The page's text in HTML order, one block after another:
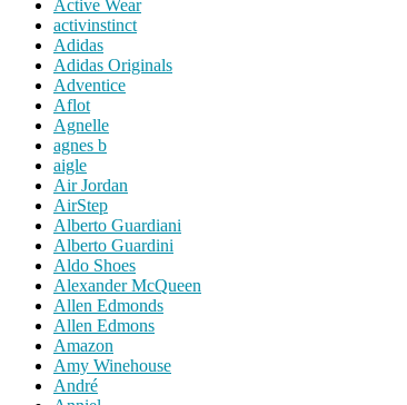
Active Wear
activinstinct
Adidas
Adidas Originals
Adventice
Aflot
Agnelle
agnes b
aigle
Air Jordan
AirStep
Alberto Guardiani
Alberto Guardini
Aldo Shoes
Alexander McQueen
Allen Edmonds
Allen Edmons
Amazon
Amy Winehouse
André